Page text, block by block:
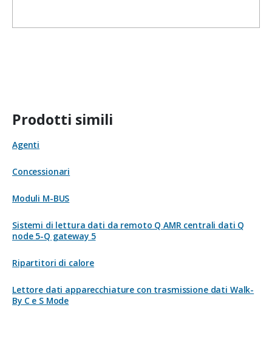
Prodotti simili
Agenti
Concessionari
Moduli M-BUS
Sistemi di lettura dati da remoto Q AMR centrali dati Q
node 5-Q gateway 5
Ripartitori di calore
Lettore dati apparecchiature con trasmissione dati Walk-
By C e S Mode